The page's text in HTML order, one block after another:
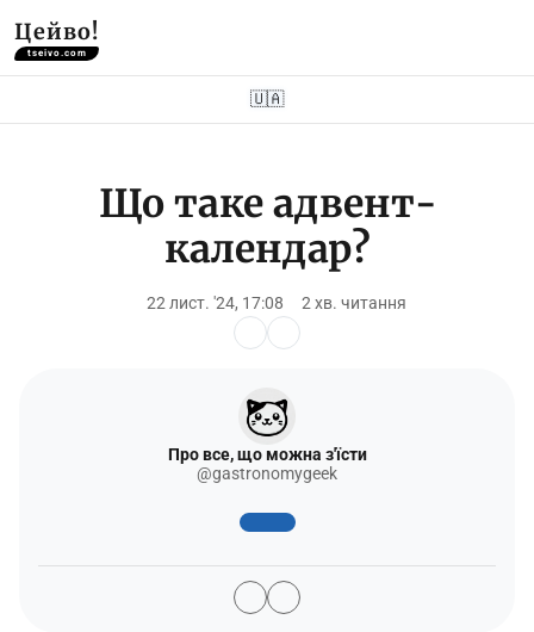
Цейво!
tseivo.com
🇺🇦
Що таке адвент-
календар?
22 лист. '24, 17:08 2 хв. читання
Про все, що можна з'їсти
@gastronomygeek